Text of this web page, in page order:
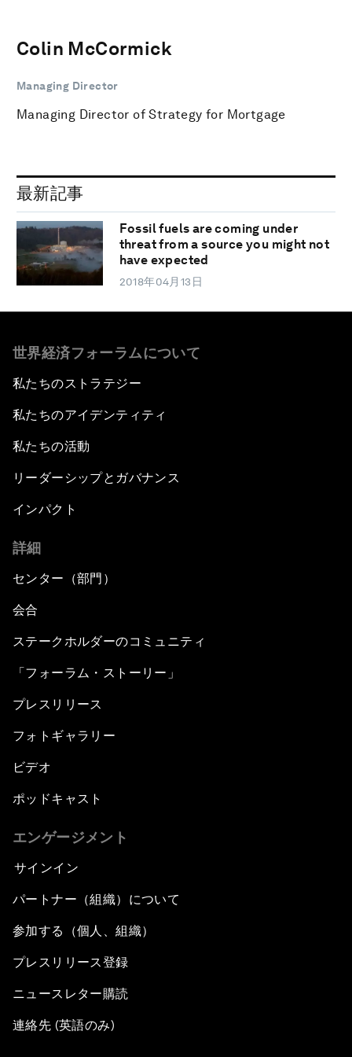
Colin McCormick
Managing Director
Managing Director of Strategy for Mortgage
最新記事
Fossil fuels are coming under
threat from a source you might not
have expected
2018年04月13日
世界経済フォーラムについて
私たちのストラテジー
私たちのアイデンティティ
私たちの活動
リーダーシップとガバナンス
インパクト
詳細
センター（部門）
会合
ステークホルダーのコミュニティ
「フォーラム・ストーリー」
プレスリリース
フォトギャラリー
ビデオ
ポッドキャスト
エンゲージメント
サインイン
パートナー（組織）について
参加する（個人、組織）
プレスリリース登録
ニュースレター購読
連絡先 (英語のみ)